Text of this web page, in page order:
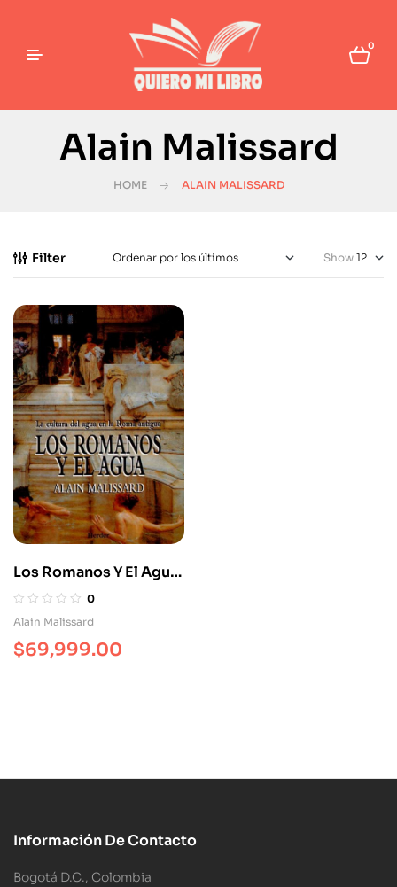
0
Alain Malissard
HOME ALAIN MALISSARD
Filter Show
Los Romanos Y El Agua.
La Cultura Del Agua En
La Roma Antigua
0
Alain Malissard
$69,999.00
Información De Contacto
Bogotá D.C., Colombia